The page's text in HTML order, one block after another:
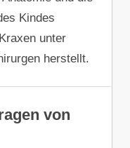
Kindes
unter
herstellt.
von